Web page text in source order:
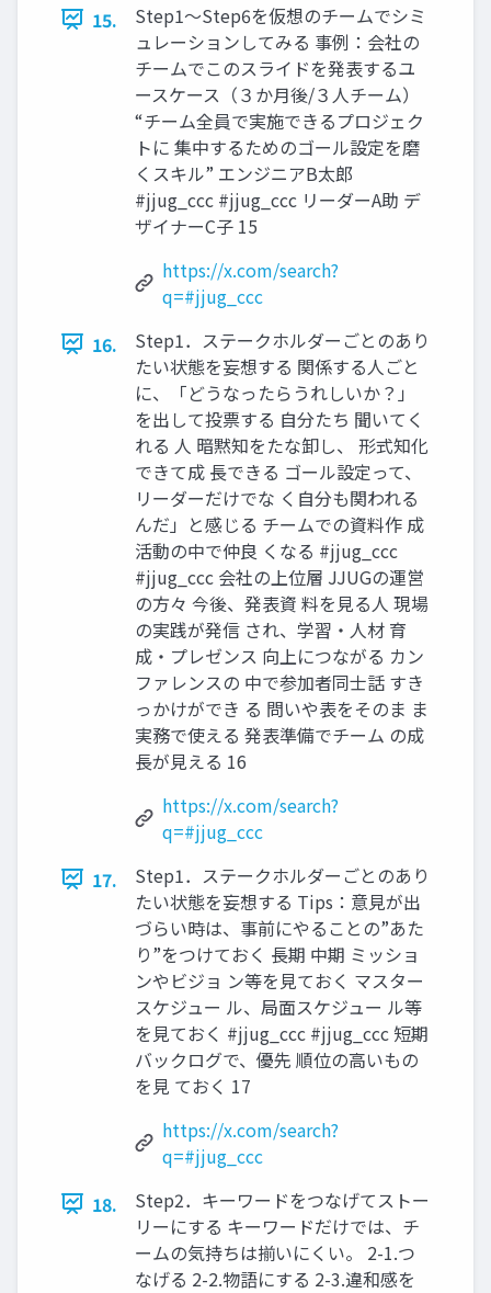
15.
Step1～Step6を仮想のチームでシミ
ュレーションしてみる 事例：会社の
チームでこのスライドを発表するユ
ースケース（３か月後/３人チーム）
“チーム全員で実施できるプロジェク
トに 集中するためのゴール設定を磨
くスキル” エンジニアB太郎
#jjug_ccc #jjug_ccc リーダーA助 デ
ザイナーC子 15
https://x.com/search?
q=#jjug_ccc
16.
Step1．ステークホルダーごとのあり
たい状態を妄想する 関係する人ごと
に、「どうなったらうれしいか？」
を出して投票する 自分たち 聞いてく
れる 人 暗黙知をたな卸し、 形式知化
できて成 長できる ゴール設定って、
リーダーだけでな く自分も関われる
んだ」と感じる チームでの資料作 成
活動の中で仲良 くなる #jjug_ccc
#jjug_ccc 会社の上位層 JJUGの運営
の方々 今後、発表資 料を見る人 現場
の実践が発信 され、学習・人材 育
成・プレゼンス 向上につながる カン
ファレンスの 中で参加者同士話 すき
っかけができ る 問いや表をそのま ま
実務で使える 発表準備でチーム の成
長が見える 16
https://x.com/search?
q=#jjug_ccc
17.
Step1．ステークホルダーごとのあり
たい状態を妄想する Tips：意見が出
づらい時は、事前にやることの”あた
り”をつけておく 長期 中期 ミッショ
ンやビジョ ン等を見ておく マスター
スケジュー ル、局面スケジュー ル等
を見ておく #jjug_ccc #jjug_ccc 短期
バックログで、優先 順位の高いもの
を見 ておく 17
https://x.com/search?
q=#jjug_ccc
18.
Step2．キーワードをつなげてストー
リーにする キーワードだけでは、チ
ームの気持ちは揃いにくい。 2-1.つ
なげる 2-2.物語にする 2-3.違和感を